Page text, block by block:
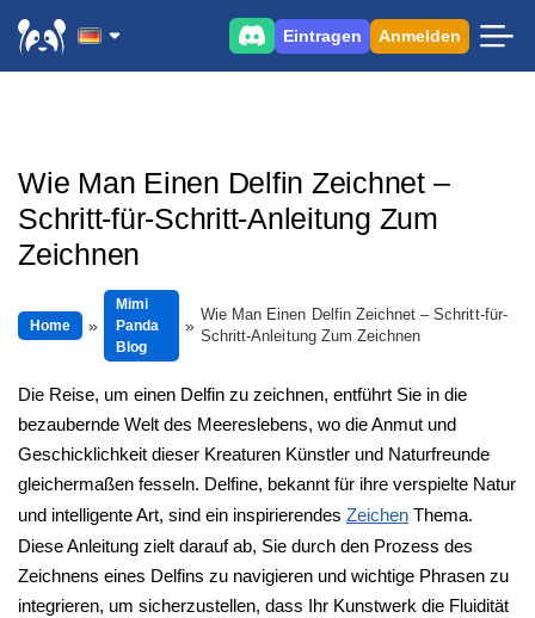
Eintragen Anmelden
Wie Man Einen Delfin Zeichnet –
Schritt-für-Schritt-Anleitung Zum
Zeichnen
Home
Mimi
Panda
Blog
Wie Man Einen Delfin Zeichnet – Schritt-für-
Schritt-Anleitung Zum Zeichnen
Die Reise, um einen Delfin zu zeichnen, entführt Sie in die
bezaubernde Welt des Meereslebens, wo die Anmut und
Geschicklichkeit dieser Kreaturen Künstler und Naturfreunde
gleichermaßen fesseln. Delfine, bekannt für ihre verspielte Natur
und intelligente Art, sind ein inspirierendes Zeichen Thema.
Diese Anleitung zielt darauf ab, Sie durch den Prozess des
Zeichnens eines Delfins zu navigieren und wichtige Phrasen zu
integrieren, um sicherzustellen, dass Ihr Kunstwerk die Fluidität